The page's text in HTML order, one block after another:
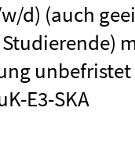
d) (auch
unbefristet
E3-SKA